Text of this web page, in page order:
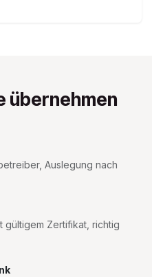
übernehmen
Auslegung nach
gültigem Zertifikat, richtig